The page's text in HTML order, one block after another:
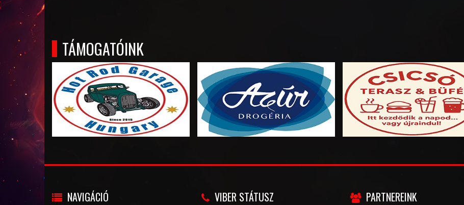
TÁMOGATÓINK
NAVIGÁCIÓ VIBER STÁTUSZ PARTNEREINK